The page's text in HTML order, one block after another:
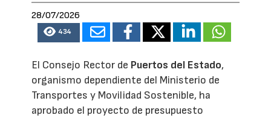
28/07/2026
434
El Consejo Rector de Puertos del Estado,
organismo dependiente del Ministerio de
Transportes y Movilidad Sostenible, ha
aprobado el proyecto de presupuesto